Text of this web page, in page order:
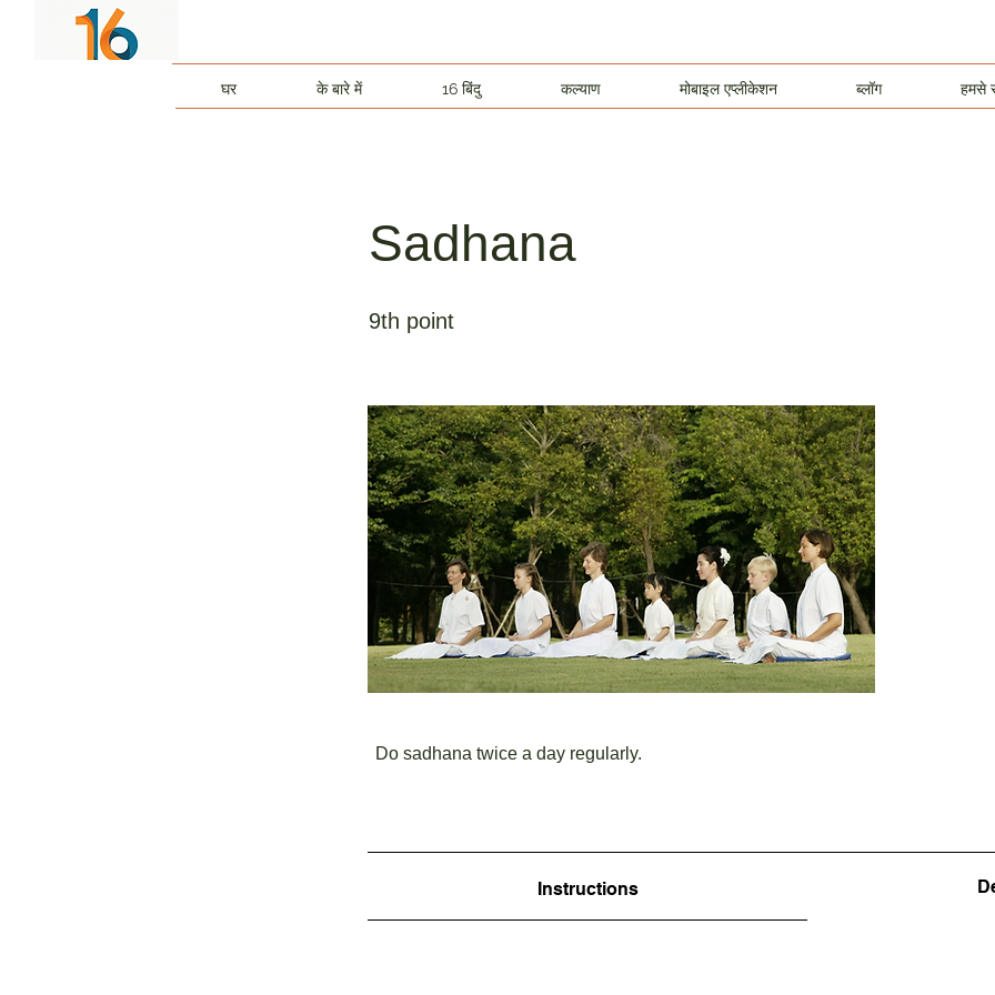
घर के बारे में 16 बिंदु कल्याण मोबाइल एप्लीकेशन ब्लॉग हमसे
Sadhana
9th point
Do sadhana twice a day regularly.
Instructions